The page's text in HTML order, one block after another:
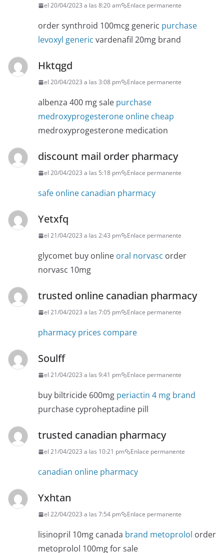
el 20/04/2023 a las 8:20 am Enlace permanente
order synthroid 100mcg generic purchase
levoxyl generic vardenafil 20mg brand
Hktqgd
el 20/04/2023 a las 3:08 pm Enlace permanente
albenza 400 mg sale purchase
medroxyprogesterone online cheap
medroxyprogesterone medication
discount mail order pharmacy
el 20/04/2023 a las 5:18 pm Enlace permanente
safe online canadian pharmacy
Yetxfq
el 21/04/2023 a las 2:43 pm Enlace permanente
glycomet buy online oral norvasc order
norvasc 10mg
trusted online canadian pharmacy
el 21/04/2023 a las 7:05 pm Enlace permanente
pharmacy prices compare
Soulff
el 21/04/2023 a las 9:41 pm Enlace permanente
buy biltricide 600mg periactin 4 mg brand
purchase cyproheptadine pill
trusted canadian pharmacy
el 21/04/2023 a las 10:21 pm Enlace permanente
canadian online pharmacy
Yxhtan
el 22/04/2023 a las 7:54 pm Enlace permanente
lisinopril 10mg canada brand metoprolol order
metoprolol 100mg for sale